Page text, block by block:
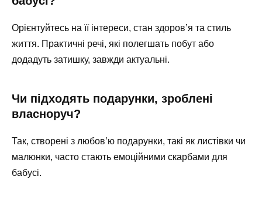
Орієнтуйтесь на її інтереси, стан здоров’я та стиль
життя. Практичні речі, які полегшать побут або
додадуть затишку, завжди актуальні.
Чи підходять подарунки, зроблені
власноруч?
Так, створені з любов’ю подарунки, такі як листівки чи
малюнки, часто стають емоційними скарбами для
бабусі.